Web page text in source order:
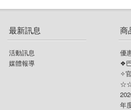
最新訊息
活動訊息
媒體報導
商
優
❖
✧
年